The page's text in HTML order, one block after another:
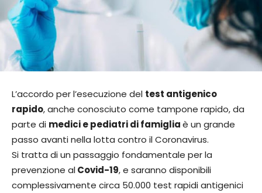
L’accordo per l’esecuzione del test antigenico
rapido, anche conosciuto come tampone rapido, da
parte di medici e pediatri di famigliaè un grande
passo avanti nella lotta contro il Coronavirus.
Si tratta di un passaggio fondamentale per la
prevenzione alCovid-19, e saranno disponibili
complessivamente circa 50.000 test rapidi antigenici